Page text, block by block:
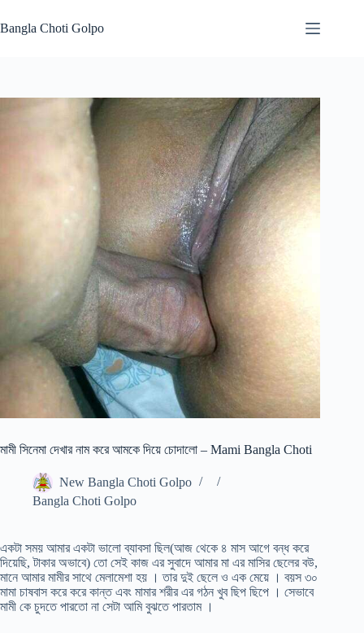
to
content
Bangla Choti Golpo
মামী সিনেমা দেখার নাম করে আমকে দিয়ে চোদালো – Mami Bangla Choti
New Bangla Choti Golpo
Bangla Choti Golpo
একটা সময় আমার একটা ভালো ব্যাবসা ছিল(আজ থেকে ৪ মাস আগে বন্ধ করে
দিয়েছি, টাকার অভাবে) তো সেই কাজ এর সুবাদে আমার মা এর মাসির ছেলের বউ,
মানে আমার মামীর সাথে মেলামেশা হয় । তার দুই ছেলে ও এক মেয়ে । বয়স ৩০
মামা চাষবাস করে করে কান্ত এবং মামার শরীর এর গঠন খুব ছিপ ছিপে । সেভাবে
মামী কে চুদতে পারতো না সেটা আমি বুঝতে পারতাম ।